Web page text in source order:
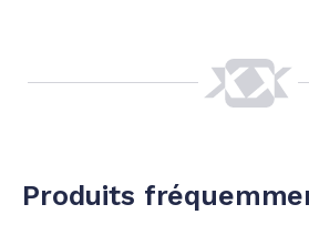
Produits